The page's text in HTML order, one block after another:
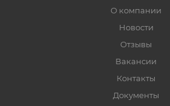
О компании
Новости
Отзывы
Вакансии
Контакты
Документы